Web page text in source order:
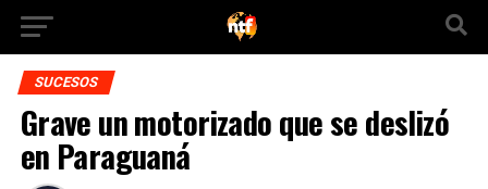
SUCESOS
Grave un motorizado que se deslizó
en Paraguaná